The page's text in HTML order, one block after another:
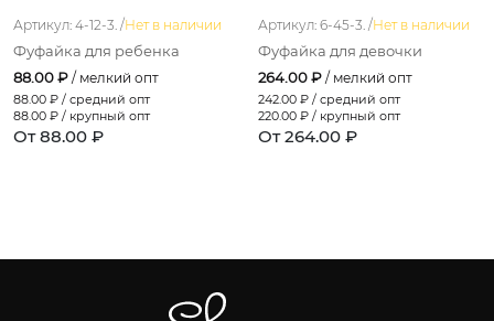
Артикул: 4-12-3. /Нет в наличии
Фуфайка для ребенка
88.00 ₽ / мелкий опт
88.00 ₽ / средний опт
88.00 ₽ / крупный опт
От 88.00 ₽
Артикул: 6-45-3. /Нет в наличии
Фуфайка для девочки
264.00 ₽ / мелкий опт
242.00 ₽ / средний опт
220.00 ₽ / крупный опт
От 264.00 ₽